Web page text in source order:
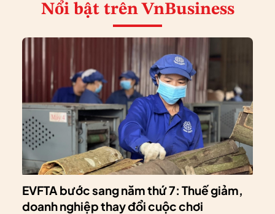
Nổi bật trên VnBusiness
EVFTA bước sang năm thứ 7: Thuế giảm,
doanh nghiệp thay đổi cuộc chơi